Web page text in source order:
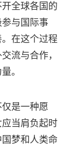
全球各国的
与国际事
在这个过程
流与合作，
。
是一种愿
当肩负起时
梦和人类命